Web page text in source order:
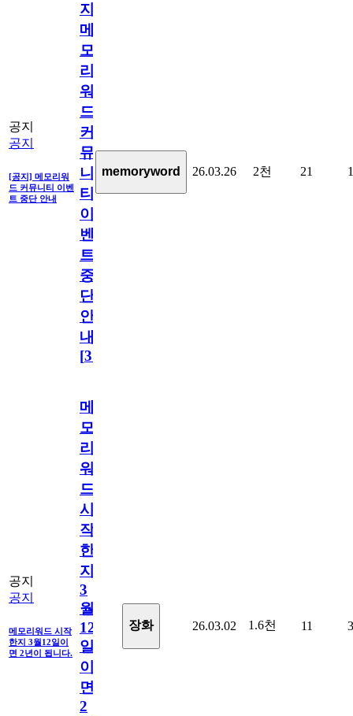
공지
공지
[공지] 메모리워
드 커뮤니티 이벤
트 중단 안내
지]
메
모
리
워
드
커
뮤
니
티
이
벤
트
중
단
안
내
[31
memoryword 26.03.26 2천 21 1
공지
공지
메모리워드 시작
한지 3월12일이
면 2년이 됩니다.
메
모
리
워
드
시
작
한
지
3
월
12
일
이
면
2
장화 26.03.02 1.6천 11 3